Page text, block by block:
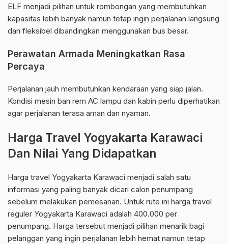
ELF menjadi pilihan untuk rombongan yang membutuhkan
kapasitas lebih banyak namun tetap ingin perjalanan langsung
dan fleksibel dibandingkan menggunakan bus besar.
Perawatan Armada Meningkatkan Rasa
Percaya
Perjalanan jauh membutuhkan kendaraan yang siap jalan.
Kondisi mesin ban rem AC lampu dan kabin perlu diperhatikan
agar perjalanan terasa aman dan nyaman.
Harga Travel Yogyakarta Karawaci
Dan Nilai Yang Didapatkan
Harga travel Yogyakarta Karawaci menjadi salah satu
informasi yang paling banyak dicari calon penumpang
sebelum melakukan pemesanan. Untuk rute ini harga travel
reguler Yogyakarta Karawaci adalah 400.000 per
penumpang. Harga tersebut menjadi pilihan menarik bagi
pelanggan yang ingin perjalanan lebih hemat namun tetap